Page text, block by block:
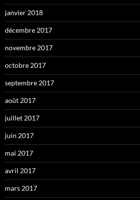
janvier 2018
décembre 2017
novembre 2017
octobre 2017
septembre 2017
août 2017
juillet 2017
juin 2017
mai 2017
avril 2017
mars 2017